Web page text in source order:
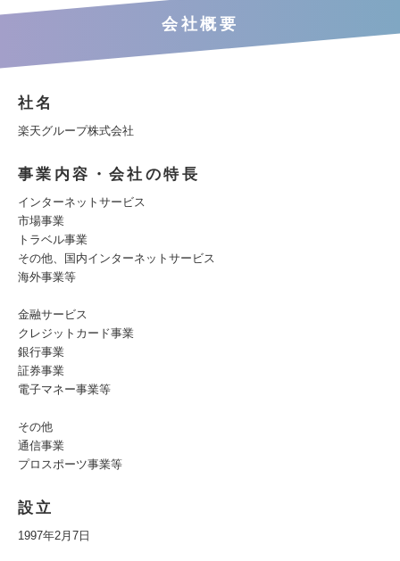
会社概要
社名
楽天グループ株式会社
事業内容・会社の特長
インターネットサービス
市場事業
トラベル事業
その他、国内インターネットサービス
海外事業等
金融サービス
クレジットカード事業
銀行事業
証券事業
電子マネー事業等
その他
通信事業
プロスポーツ事業等
設立
1997年2月7日